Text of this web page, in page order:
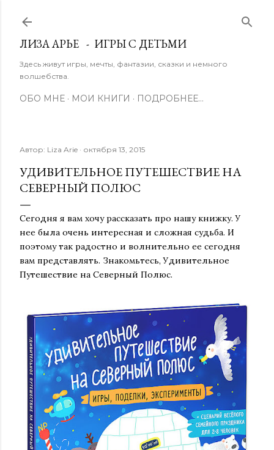
ЛИЗА АРЬЕ - ИГРЫ С ДЕТЬМИ
Здесь живут игры, мечты, фантазии, сказки и немного
волшебства.
ОБО МНЕ МОИ КНИГИ ПОДРОБНЕЕ…
Автор: Liza Arie октября 13, 2015
УДИВИТЕЛЬНОЕ ПУТЕШЕСТВИЕ НА
СЕВЕРНЫЙ ПОЛЮС
Сегодня я вам хочу рассказать про нашу книжку. У
нее была очень интересная и сложная судьба. И
поэтому так радостно и волнительно ее сегодня
вам представлять. Знакомьтесь, Удивительное
Путешествие на Северный Полюс.